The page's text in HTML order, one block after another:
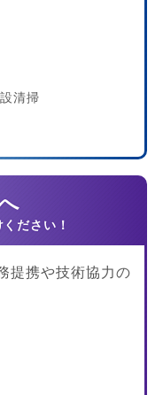
清掃
提携や技術協力の